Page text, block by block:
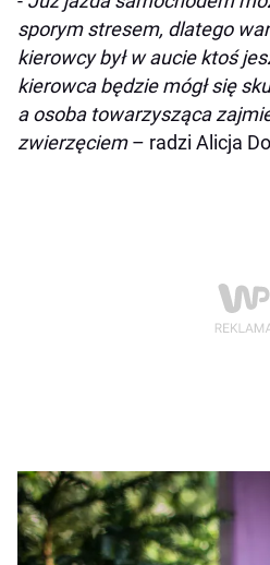
sporym stresem, dlatego
kierowcy był w aucie ktoś
kierowca będzie mógł się
a osoba towarzysząca
zwierzęciem– radzi Alicja